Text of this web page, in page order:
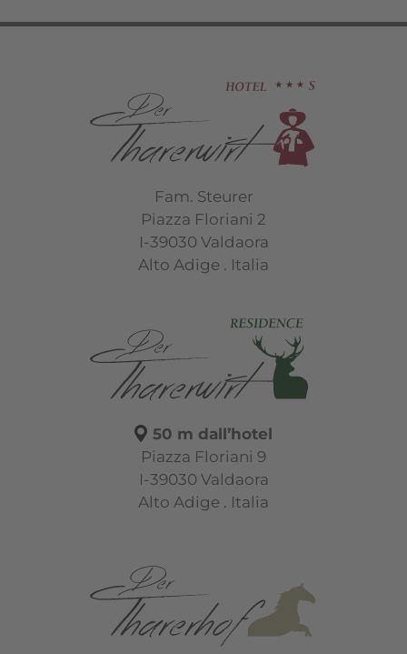
Fam. Steurer
Piazza Floriani 2
I-39030 Valdaora
Alto Adige . Italia
50 m dall’hotel
Piazza Floriani 9
I-39030 Valdaora
Alto Adige . Italia